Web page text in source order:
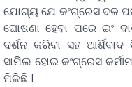
ଯୋଗ୍ୟ ଯେ କଂଗ୍ରେସ ଦଳ
ଘୋଷଣା ହେବା ପରେ ଇଂ
ଦର୍ଶନ କରିବା ସହ
ସାମିଲ ହୋଇ କଂଗ୍ରେସ
ମିଳିଛି ।